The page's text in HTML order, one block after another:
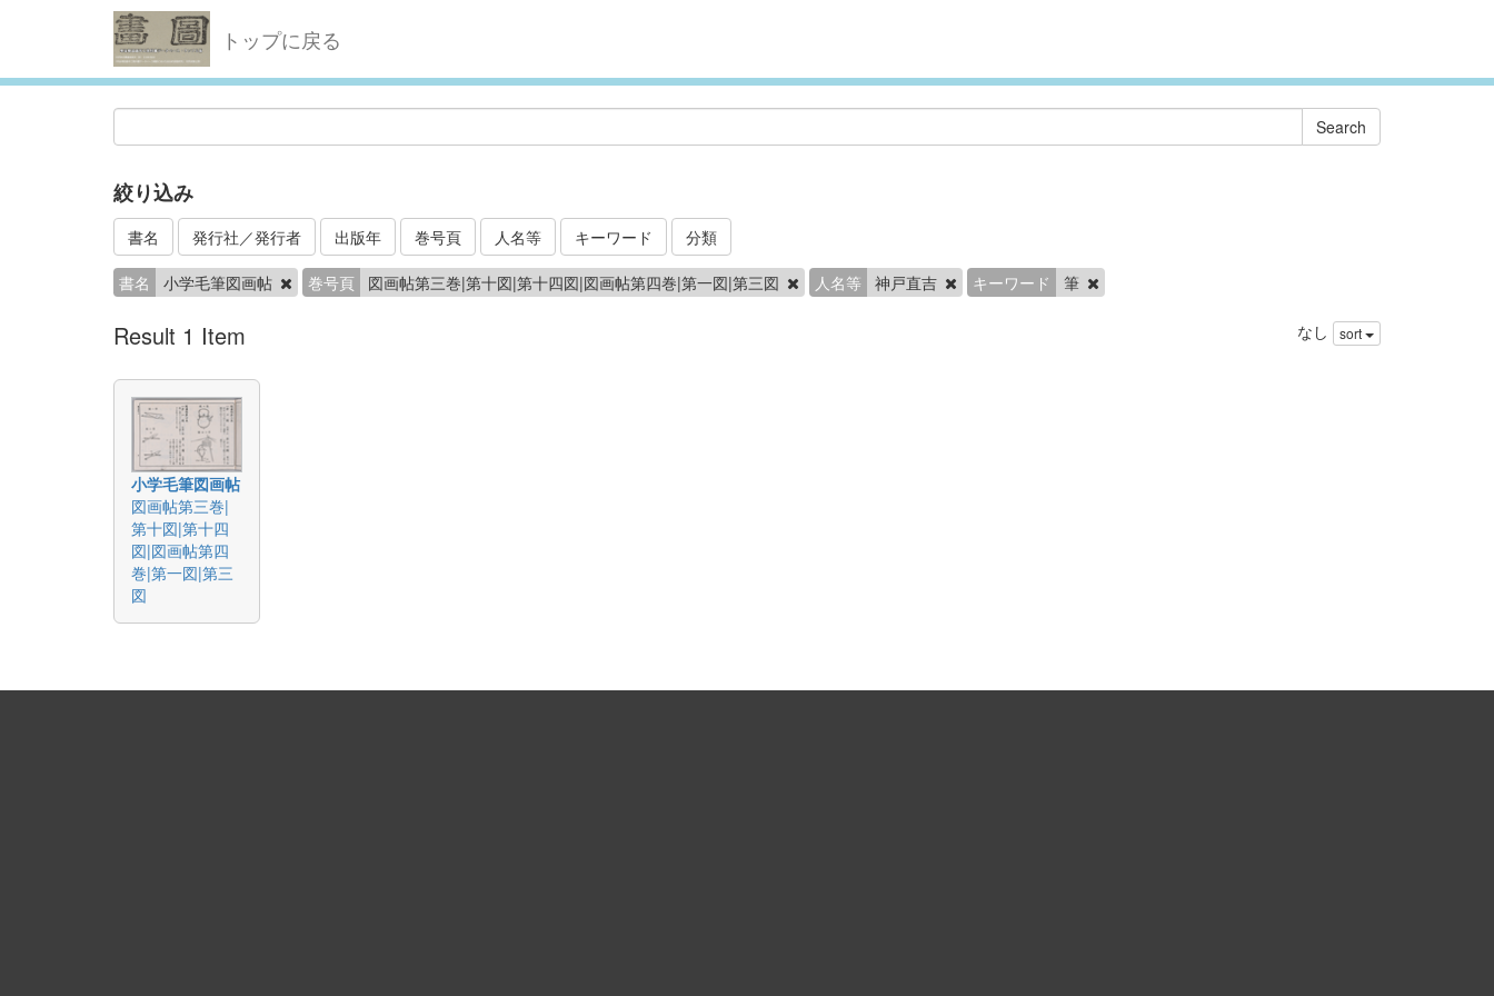
トップに戻る
絞り込み
書名 発行社／発行者 出版年 巻号頁 人名等 キーワード 分類
書名 小学毛筆図画帖 巻号頁 図画帖第三巻|第十図|第十四図|図画帖第四巻|第一図|第三図 人名等 神戸直吉 キーワード 筆
Result 1 Item なし sort
小学毛筆図画帖
図画帖第三巻|
第十図|第十四
図|図画帖第四
巻|第一図|第三
図